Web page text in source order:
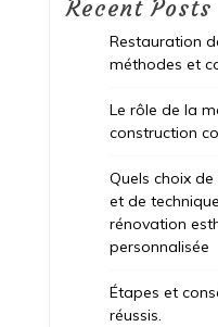
Recent Posts
Restauration
méthodes et
Le rôle de la
construction
Quels choix
et de
rénovation
personnalisée
Étapes et
réussis.